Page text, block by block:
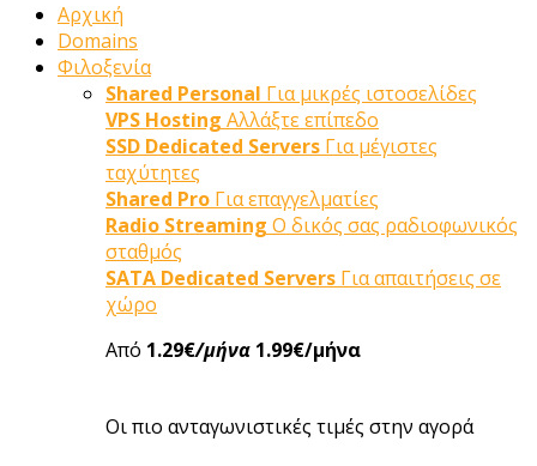
Αρχική
Domains
Φιλοξενία
Shared Personal Για μικρές ιστοσελίδες
VPS Hosting Αλλάξτε επίπεδο
SSD Dedicated Servers Για μέγιστες
ταχύτητες
Shared Pro Για επαγγελματίες
Radio Streaming Ο δικός σας ραδιοφωνικός
σταθμός
SATA Dedicated Servers Για απαιτήσεις σε
χώρο
Από 1.29€/μήνα 1.99€/μήνα
Οι πιο ανταγωνιστικές τιμές στην αγορά